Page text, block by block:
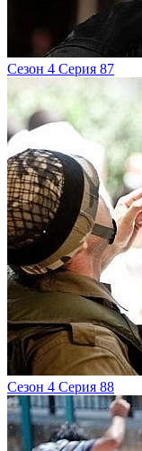
Сезон 4 Серия 87
Сезон 4 Серия 88